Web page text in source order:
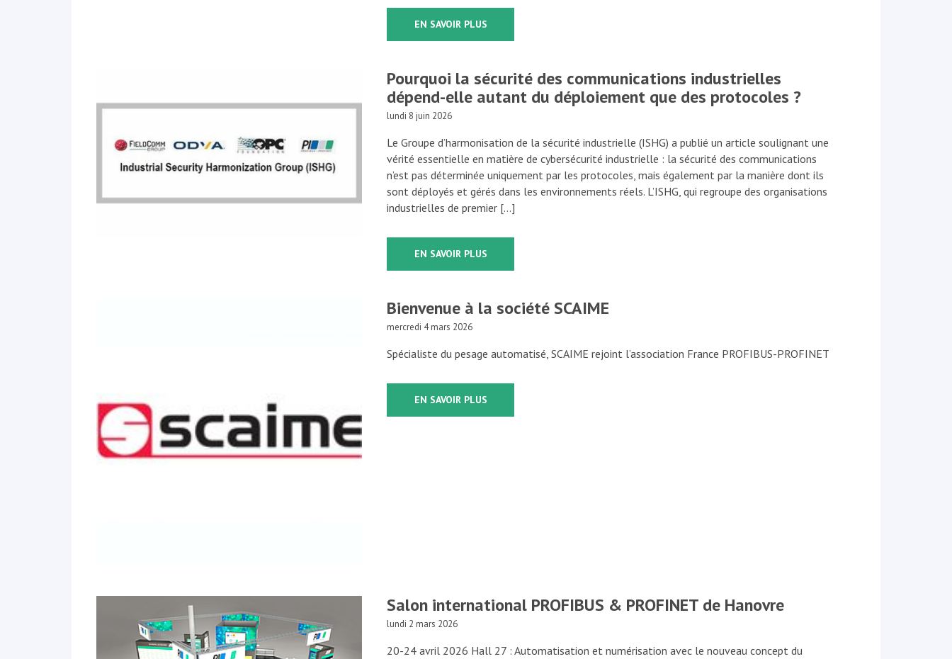
EN SAVOIR PLUS
Pourquoi la sécurité des communications industrielles
dépend-elle autant du déploiement que des protocoles ?
lundi 8 juin 2026
Le Groupe d’harmonisation de la sécurité industrielle (ISHG) a publié un article soulignant une
vérité essentielle en matière de cybersécurité industrielle : la sécurité des communications
n’est pas déterminée uniquement par les protocoles, mais également par la manière dont ils
sont déployés et gérés dans les environnements réels. L’ISHG, qui regroupe des organisations
industrielles de premier […]
EN SAVOIR PLUS
Bienvenue à la société SCAIME
mercredi 4 mars 2026
Spécialiste du pesage automatisé, SCAIME rejoint l’association France PROFIBUS-PROFINET
EN SAVOIR PLUS
Salon international PROFIBUS & PROFINET de Hanovre
lundi 2 mars 2026
20-24 avril 2026 Hall 27 : Automatisation et numérisation avec le nouveau concept du